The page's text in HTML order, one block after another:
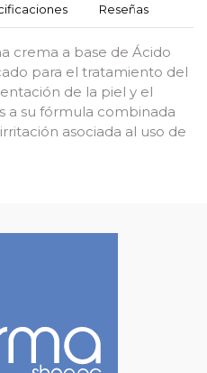
Reseñas
crema a base de Ácido
para el tratamiento del
de la piel y el
a su fórmula combinada
asociada al uso de